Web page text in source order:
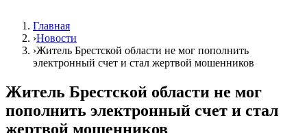
Главная
›Новости
›Житель Брестской области не мог пополнить
электронный счет и стал жертвой мошенников
Житель Брестской области не мог
пополнить электронный счет и стал
жертвой мошенников